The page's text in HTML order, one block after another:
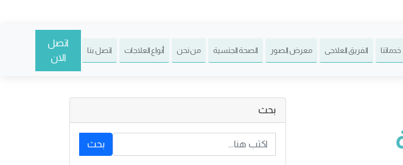
خدماتنا الفريق العلاجى معرض الصور الصحة الجنسية من نحن أنواع العلاجات اتصل بنا
اتصل
الان
بحث
بحث